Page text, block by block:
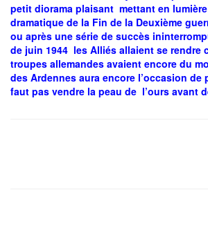
petit diorama plaisant mettant en
dramatique de la Fin de la Deuxième
ou après une série de succès
de juin 1944 les Alliés allaient se rendre
troupes allemandes avaient encore du
des Ardennes aura encore l’occasion de
faut pas vendre la peau de l’ours avant